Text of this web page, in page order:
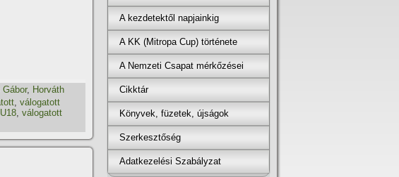
, Horváth
, válogatott
, válogatott
A kezdetektől napjainkig
A KK (Mitropa Cup) története
A Nemzeti Csapat mérkőzései
Cikktár
Könyvek, füzetek, újságok
Szerkesztőség
Adatkezelési Szabályzat